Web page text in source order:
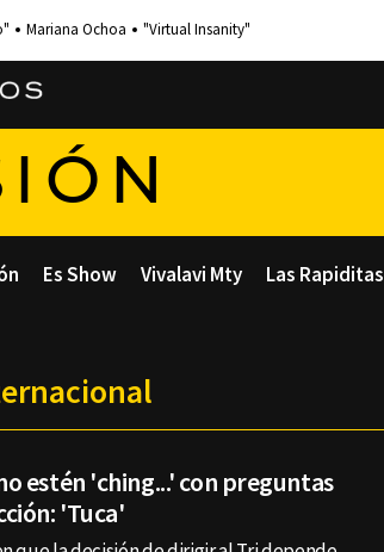
Mariana Ochoa "Virtual Insanity"
Es Show Vivalavi Mty Las Rapiditas
estén 'ching...' con preguntas
'Tuca'